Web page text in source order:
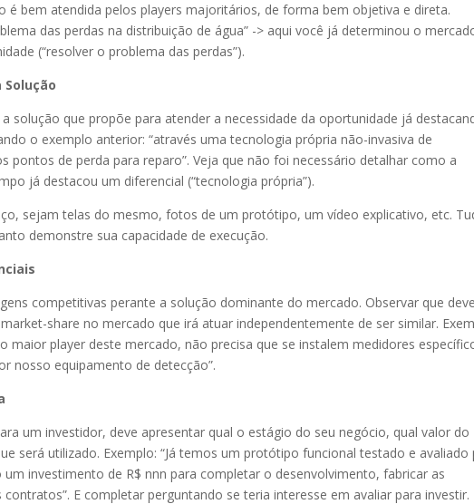
é bem atendida pelos players majoritários, de forma bem objetiva e direta.
das perdas na distribuição de água” -> aqui você já determinou o
(“resolver o problema das perdas”).
Solução
solução que propõe para atender a necessidade da oportunidade já
o exemplo anterior: “através uma tecnologia própria não-invasiva de
pontos de perda para reparo”. Veja que não foi necessário detalhar como a
já destacou um diferencial (“tecnologia própria”).
sejam telas do mesmo, fotos de um protótipo, um vídeo explicativo, etc.
demonstre sua capacidade de execução.
competitivas perante a solução dominante do mercado. Observar que
share no mercado que irá atuar independentemente de ser similar.
maior player deste mercado, não precisa que se instalem medidores
nosso equipamento de detecção”.
um investidor, deve apresentar qual o estágio do seu negócio, qual valor do
será utilizado. Exemplo: “Já temos um protótipo funcional testado e avaliado
investimento de R$ nnn para completar o desenvolvimento, fabricar as
E completar perguntando se teria interesse em avaliar para investir.